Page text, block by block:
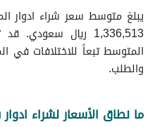
يبلغ متوسط سعر شراء ادوار
1,336,513 ريال
المتوسط تبعاً للاختلافات في
والطلب.
ما نطاق الأسعار لشراء